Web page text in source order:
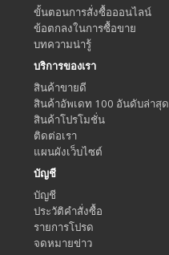
ขั้นตอนการสั่งซื้อออนไลน์
ข้อตกลงในการซื้อขาย
บทความน่ารู้
บริการของเรา
สินค้าขายดี
สินค้าอัพเดท 100 อันดับล่าสุด
สินค้าโปรโมชั่น
ติดต่อเรา
แผนผังเว็บไซต์
บัญชี
บัญชี
ประวัติคำสั่งซื้อ
รายการโปรด
จดหมายข่าว